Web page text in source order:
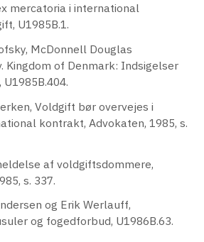
mercatoria i international
U1985B.1.
McDonnell Douglas
Kingdom of Denmark: Indsigelser
Voldgift bør overvejes i
kontrakt, Advokaten, 1985, s.
af voldgiftsdommere,
s. 337.
og Erik Werlauff,
og fogedforbud, U1986B.63.